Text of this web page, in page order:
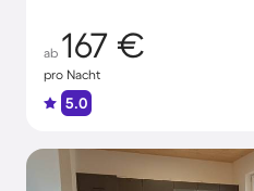
ab 167 €
pro Nacht
5.0